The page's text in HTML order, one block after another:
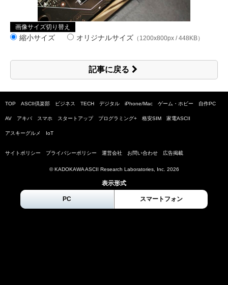
画像サイズ切り替え
縮小サイズ オリジナルサイズ （1200x800px / 448KB）
記事に戻る
TOP ASCII倶楽部 ビジネス TECH デジタル iPhone/Mac ゲーム・ホビー 自作PC
AV アキバ スマホ スタートアップ プログラミング+ 格安SIM 家電ASCII
アスキーグルメ IoT
サイトポリシー プライバシーポリシー 運営会社 お問い合わせ 広告掲載
© KADOKAWA ASCII Research Laboratories, Inc. 2026
表示形式
PC スマートフォン